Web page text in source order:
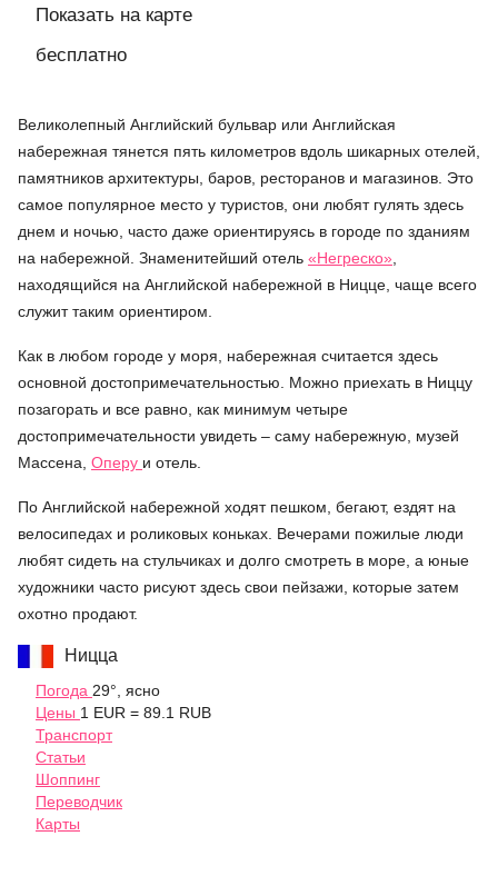
Показать на карте
бесплатно
Великолепный Английский бульвар или Английская
набережная тянется пять километров вдоль шикарных отелей,
памятников архитектуры, баров, ресторанов и магазинов. Это
самое популярное место у туристов, они любят гулять здесь
днем и ночью, часто даже ориентируясь в городе по зданиям
на набережной. Знаменитейший отель «Негреско»,
находящийся на Английской набережной в Ницце, чаще всего
служит таким ориентиром.
Как в любом городе у моря, набережная считается здесь
основной достопримечательностью. Можно приехать в Ниццу
позагорать и все равно, как минимум четыре
достопримечательности увидеть – саму набережную, музей
Массена, Оперу и отель.
По Английской набережной ходят пешком, бегают, ездят на
велосипедах и роликовых коньках. Вечерами пожилые люди
любят сидеть на стульчиках и долго смотреть в море, а юные
художники часто рисуют здесь свои пейзажи, которые затем
охотно продают.
Ницца
Погода 29°, ясно
Цены 1 EUR = 89.1 RUB
Транспорт
Статьи
Шоппинг
Переводчик
Карты